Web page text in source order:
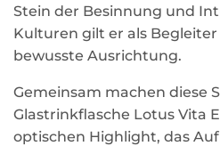
Stein der Besinnung und
Kulturen gilt er als
bewusste Ausrichtung.
Gemeinsam machen diese
Glastrinkflasche Lotus Vita
optischen Highlight, das